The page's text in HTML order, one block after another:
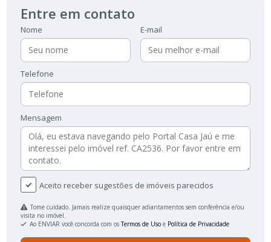
Entre em contato
Nome E-mail
Telefone
Mensagem
Aceito receber sugestões de imóveis parecidos
Tome cuidado. Jamais realize quaisquer adiantamentos sem conferência e/ou
visita no imóvel.
Ao ENVIAR você concorda com osTermos de Uso e Política de Privacidade